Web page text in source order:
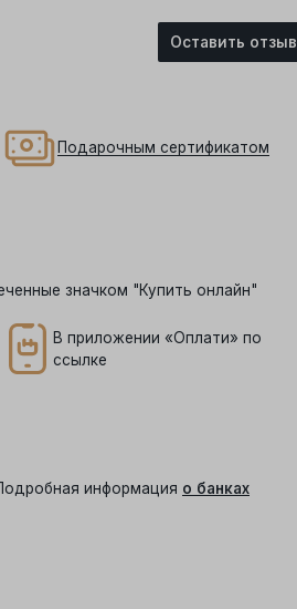
Подарочным сертификатом
значком "Купить онлайн"
В приложении «Оплати» по
ссылке
информация о банках
Оставить отзыв